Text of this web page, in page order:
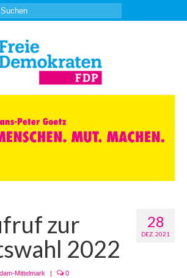
28
DEZ. 2021
zur
2022
Mittelmark | 0